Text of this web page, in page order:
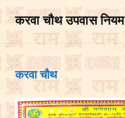
करवा चौथ उपवास नियम
करवा चौथ